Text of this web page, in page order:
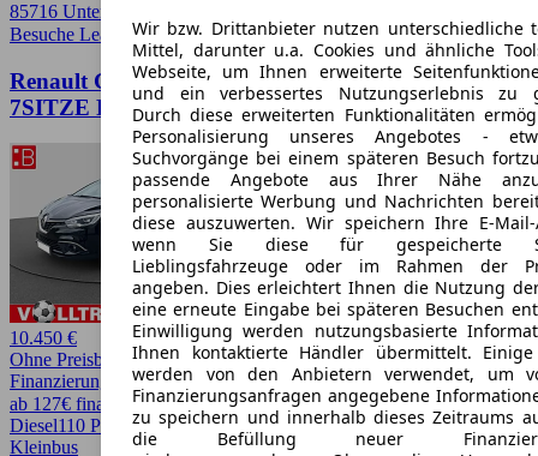
85716 Unterschleißheim
Besuche Leasingmarkt➚
Renault Grand Scenic 1.5 dCi BOSE Edition AHK
7SITZE PDC SHZ
10.450 €
Ohne Preisbewertung
Finanzierung möglich
ab 127€ finanzieren ↗
Diesel110 PS (81 kW)173.000 kmEZ 05/2018AutomatikVan /
Kleinbus
Wir bzw. Drittanbieter nutzen unterschiedliche
Mittel, darunter u.a. Cookies und ähnliche
Webseite, um Ihnen erweiterte
und ein verbessertes Nutzungserlebnis zu
Durch diese erweiterten Funktionalitäten
Personalisierung unseres Angebotes -
Suchvorgänge bei einem späteren Besuch
passende Angebote aus Ihrer Nähe
personalisierte Werbung und Nachrichten
diese auszuwerten. Wir speichern Ihre E-Mail-
wenn Sie diese für gespeicherte
Lieblingsfahrzeuge oder im Rahmen der
angeben. Dies erleichtert Ihnen die Nutzung
eine erneute Eingabe bei späteren Besuchen
Einwilligung werden nutzungsbasierte
Ihnen kontaktierte Händler übermittelt. Einige
werden von den Anbietern verwendet, um
Finanzierungsanfragen angegebene
zu speichern und innerhalb dieses Zeitraums
die Befüllung neuer